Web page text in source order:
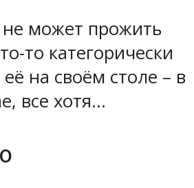
не может прожить
то категорически
на своём столе – в
все хотя…